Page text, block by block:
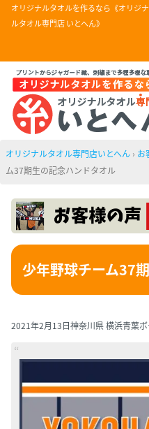
オリジナルタオルを作るなら《オリジナ
ルタオル専門店 いとへん》
オリジナルタオル専門店いとへん › お
ム37期生の記念ハンドタオル
少年野球チーム37
2021年2月13日神奈川県 横浜青葉